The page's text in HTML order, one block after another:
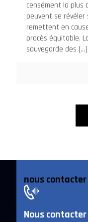
censément la plus
peuvent se révéler
remettent en
procès équitable.
sauvegarde des […]
nous contacter
Nous